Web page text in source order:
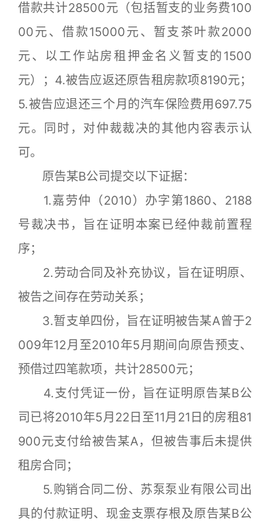
借款共计28500元（包括暂支的业务费100
00元、借款15000元、暂支茶叶款2000
元、以工作站房租押金名义暂支的1500
元）；4.被告应返还原告租房款项8190元；
5.被告应退还三个月的汽车保险费用697.75
元。同时，对仲裁裁决的其他内容表示认
可。
原告某B公司提交以下证据：
1.嘉劳仲（2010）办字第1860、2188
号裁决书，旨在证明本案已经仲裁前置程
序；
2.劳动合同及补充协议，旨在证明原、
被告之间存在劳动关系；
3.暂支单四份，旨在证明被告某A曾于2
009年12月至2010年5月期间向原告预支、
预借过四笔款项，共计28500元；
4.支付凭证一份，旨在证明原告某B公
司已将2010年5月22日至11月21日的房租81
900元支付给被告某A，但被告事后未提供
租房合同；
5.购销合同二份、苏泵泵业有限公司出
具的付款证明、现金支票存根及原告某B公